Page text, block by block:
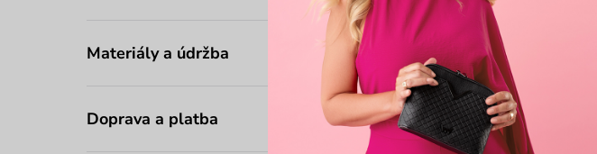
Materiály a údržba
Doprava a platba